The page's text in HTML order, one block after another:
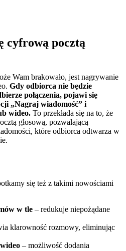
cyfrową pocztą
Wam brakowało, jest nagrywanie
Gdy odbiorca nie będzie
połączenia, pojawi się
„Nagraj wiadomość” i
wideo. To przekłada się na to, że
głosową, pozwalającą
które odbiorca odtwarza w
się też z takimi nowościami
w tle – redukuje niepożądane
klarowność rozmowy, eliminując
– możliwość dodania